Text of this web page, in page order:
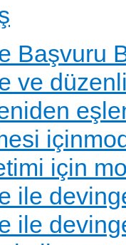
Başvuru
ve
için
ile
ile